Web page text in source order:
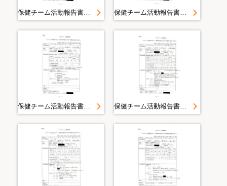
保健チーム活動報告書 山田町（大沢・織笠）豊間根避難所 豊間根地区＜平成２３年４月３０日１７時００分山田町豊間根避難所＞ 保健チーム活動報告書 山田町（大沢・織笠）豊間根避難所 豊間根地区＜平成２３年４月２９日１７時２０分山田町豊間根＞
保健チーム活動報告書 山田町（大沢・織笠）豊間根避難所 豊間根地区＜平成２３年４月２８日１６時４０分山田町豊間根＞ 保健チーム活動報告書 山田町（大沢・織笠）豊間根避難所 豊間根地区＜平成２３年４月２７日１７時３０分山田町豊間根地区＞